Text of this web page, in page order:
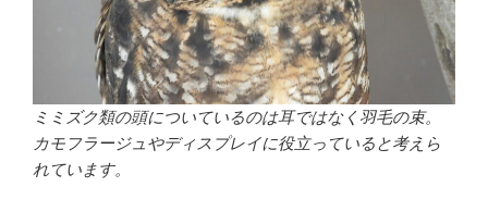
ミミズク類の頭についているのは耳ではなく羽毛の束。
カモフラージュやディスプレイに役立っていると考えら
れています。